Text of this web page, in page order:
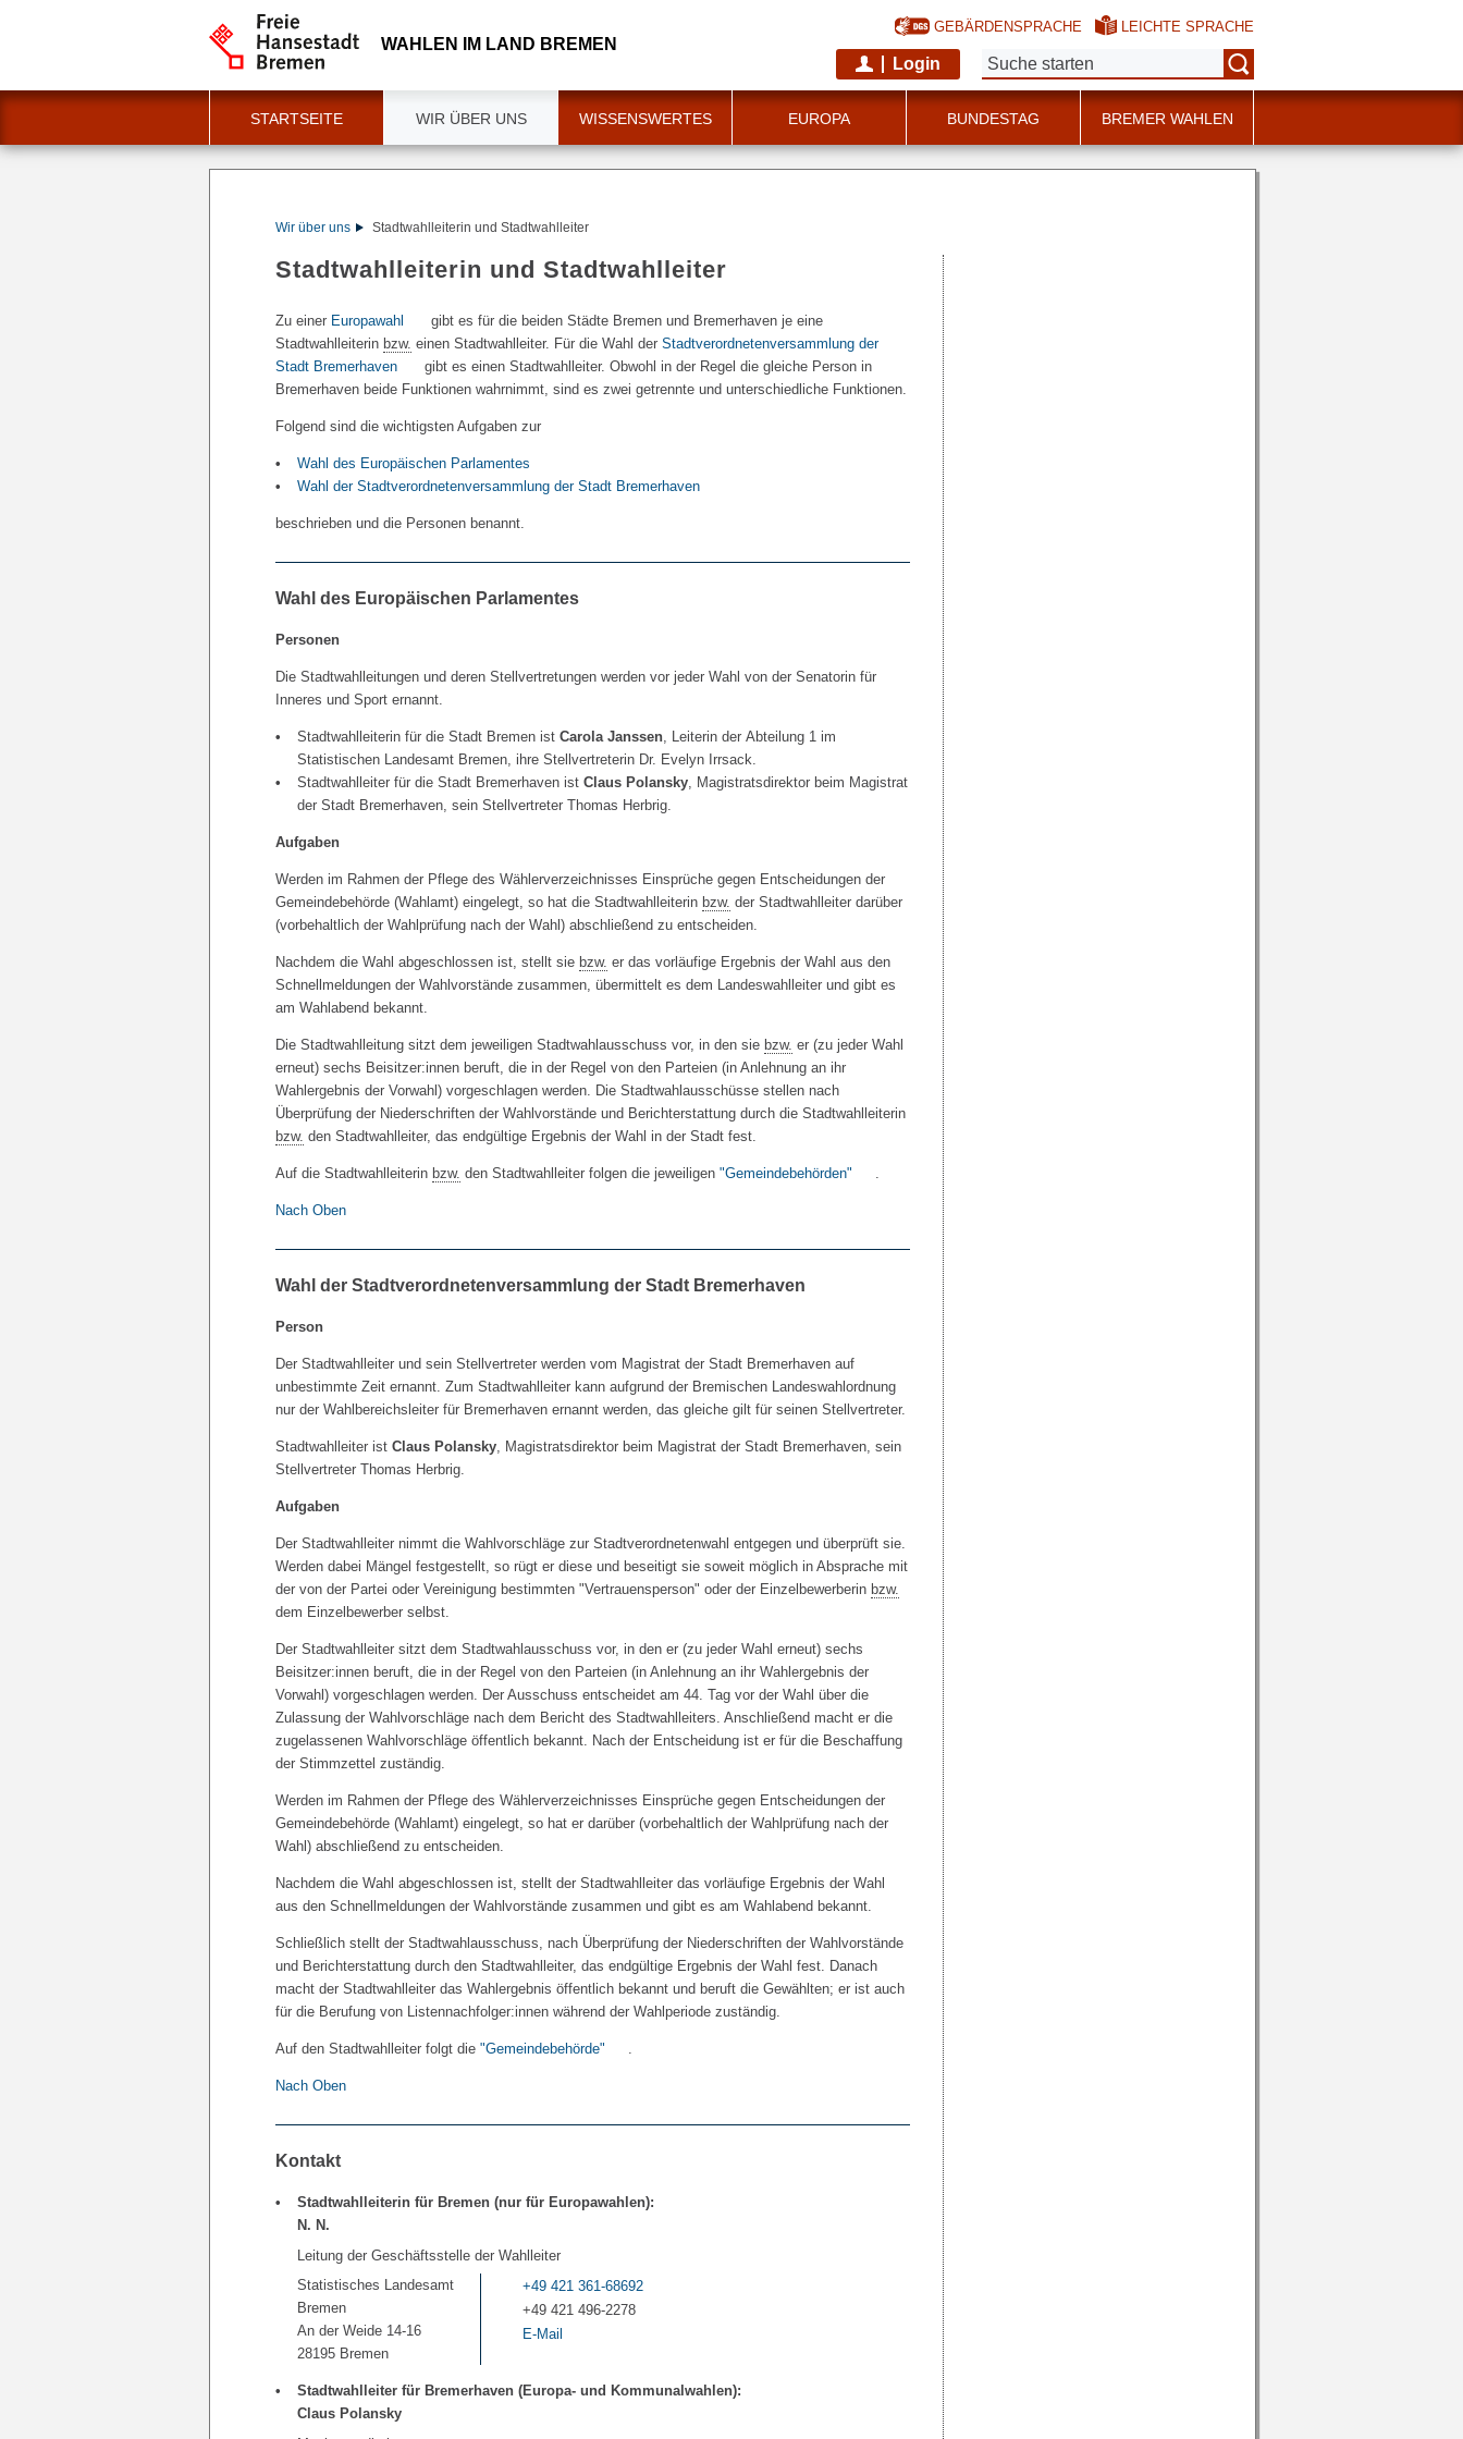
WAHLEN IM LAND BREMEN
GEBÄRDENSPRACHE LEICHTE SPRACHE
Login Suche:
STARTSEITE WIR ÜBER UNS WISSENSWERTES EUROPA BUNDESTAG BREMER WAHLEN
Wir über uns Stadtwahlleiterin und Stadtwahlleiter
Stadtwahlleiterin und Stadtwahlleiter
Zu einer Europawahl
gibt es für die beiden Städte Bremen und Bremerhaven je eine
Stadtwahlleiterin bzw. einen Stadtwahlleiter. Für die Wahl der Stadtverordnetenversammlung der
Stadt Bremerhaven
gibt es einen Stadtwahlleiter. Obwohl in der Regel die gleiche Person in
Bremerhaven beide Funktionen wahrnimmt, sind es zwei getrennte und unterschiedliche Funktionen.
Folgend sind die wichtigsten Aufgaben zur
Wahl des Europäischen Parlamentes
Wahl der Stadtverordnetenversammlung der Stadt Bremerhaven
beschrieben und die Personen benannt.
Wahl des Europäischen Parlamentes
Personen
Die Stadtwahlleitungen und deren Stellvertretungen werden vor jeder Wahl von der Senatorin für
Inneres und Sport ernannt.
Stadtwahlleiterin für die Stadt Bremen ist Carola Janssen, Leiterin der Abteilung 1 im
Statistischen Landesamt Bremen, ihre Stellvertreterin Dr. Evelyn Irrsack.
Stadtwahlleiter für die Stadt Bremerhaven ist Claus Polansky, Magistratsdirektor beim Magistrat
der Stadt Bremerhaven, sein Stellvertreter Thomas Herbrig.
Aufgaben
Werden im Rahmen der Pflege des Wählerverzeichnisses Einsprüche gegen Entscheidungen der
Gemeindebehörde (Wahlamt) eingelegt, so hat die Stadtwahlleiterin bzw. der Stadtwahlleiter darüber
(vorbehaltlich der Wahlprüfung nach der Wahl) abschließend zu entscheiden.
Nachdem die Wahl abgeschlossen ist, stellt sie bzw. er das vorläufige Ergebnis der Wahl aus den
Schnellmeldungen der Wahlvorstände zusammen, übermittelt es dem Landeswahlleiter und gibt es
am Wahlabend bekannt.
Die Stadtwahlleitung sitzt dem jeweiligen Stadtwahlausschuss vor, in den sie bzw. er (zu jeder Wahl
erneut) sechs Beisitzer:innen beruft, die in der Regel von den Parteien (in Anlehnung an ihr
Wahlergebnis der Vorwahl) vorgeschlagen werden. Die Stadtwahlausschüsse stellen nach
Überprüfung der Niederschriften der Wahlvorstände und Berichterstattung durch die Stadtwahlleiterin
bzw. den Stadtwahlleiter, das endgültige Ergebnis der Wahl in der Stadt fest.
Auf die Stadtwahlleiterin bzw. den Stadtwahlleiter folgen die jeweiligen "Gemeindebehörden" .
Nach Oben
Wahl der Stadtverordnetenversammlung der Stadt Bremerhaven
Person
Der Stadtwahlleiter und sein Stellvertreter werden vom Magistrat der Stadt Bremerhaven auf
unbestimmte Zeit ernannt. Zum Stadtwahlleiter kann aufgrund der Bremischen Landeswahlordnung
nur der Wahlbereichsleiter für Bremerhaven ernannt werden, das gleiche gilt für seinen Stellvertreter.
Stadtwahlleiter ist Claus Polansky, Magistratsdirektor beim Magistrat der Stadt Bremerhaven, sein
Stellvertreter Thomas Herbrig.
Aufgaben
Der Stadtwahlleiter nimmt die Wahlvorschläge zur Stadtverordnetenwahl entgegen und überprüft sie.
Werden dabei Mängel festgestellt, so rügt er diese und beseitigt sie soweit möglich in Absprache mit
der von der Partei oder Vereinigung bestimmten "Vertrauensperson" oder der Einzelbewerberin bzw.
dem Einzelbewerber selbst.
Der Stadtwahlleiter sitzt dem Stadtwahlausschuss vor, in den er (zu jeder Wahl erneut) sechs
Beisitzer:innen beruft, die in der Regel von den Parteien (in Anlehnung an ihr Wahlergebnis der
Vorwahl) vorgeschlagen werden. Der Ausschuss entscheidet am 44. Tag vor der Wahl über die
Zulassung der Wahlvorschläge nach dem Bericht des Stadtwahlleiters. Anschließend macht er die
zugelassenen Wahlvorschläge öffentlich bekannt. Nach der Entscheidung ist er für die Beschaffung
der Stimmzettel zuständig.
Werden im Rahmen der Pflege des Wählerverzeichnisses Einsprüche gegen Entscheidungen der
Gemeindebehörde (Wahlamt) eingelegt, so hat er darüber (vorbehaltlich der Wahlprüfung nach der
Wahl) abschließend zu entscheiden.
Nachdem die Wahl abgeschlossen ist, stellt der Stadtwahlleiter das vorläufige Ergebnis der Wahl
aus den Schnellmeldungen der Wahlvorstände zusammen und gibt es am Wahlabend bekannt.
Schließlich stellt der Stadtwahlausschuss, nach Überprüfung der Niederschriften der Wahlvorstände
und Berichterstattung durch den Stadtwahlleiter, das endgültige Ergebnis der Wahl fest. Danach
macht der Stadtwahlleiter das Wahlergebnis öffentlich bekannt und beruft die Gewählten; er ist auch
für die Berufung von Listennachfolger:innen während der Wahlperiode zuständig.
Auf den Stadtwahlleiter folgt die "Gemeindebehörde" .
Nach Oben
Kontakt
Stadtwahlleiterin für Bremen (nur für Europawahlen):
N. N.
Leitung der Geschäftsstelle der Wahlleiter
Statistisches Landesamt
Bremen
An der Weide 14-16
28195 Bremen
+49 421 361-68692
+49 421 496-2278
E-Mail
Stadtwahlleiter für Bremerhaven (Europa- und Kommunalwahlen):
Claus Polansky